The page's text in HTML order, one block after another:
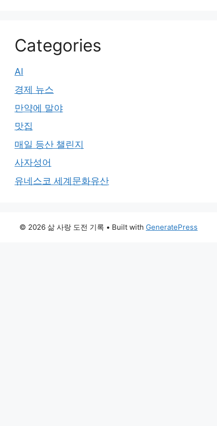
Categories
AI
경제 뉴스
만약에 말야
맛집
매일 등산 챌린지
사자성어
유네스코 세계문화유산
© 2026 삶 사랑 도전 기록 • Built with GeneratePress